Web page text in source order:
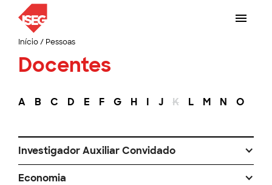
Início/ Pessoas
Docentes
A B C D E F G H I J K L M N O
Investigador Auxiliar Convidado
Economia